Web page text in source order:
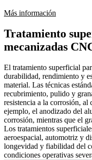
Más información
Tratamiento
mecanizadas
El tratamiento superficial
durabilidad, rendimiento y
material. Las técnicas
recubrimiento, pulido y
resistencia a la corrosión, al
ejemplo, el anodizado del
corrosión, mientras que el
Los tratamientos
aeroespacial, automotriz y
longevidad y fiabilidad del
condiciones operativas